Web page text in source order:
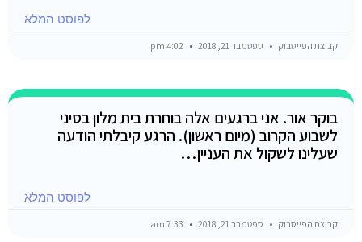
לפוסט המלא
קבוצת הפייסבוק ספטמבר 21, 2018
בוקר אור. אני ברגעים אלה בוחרת בית מלון בסיני
לשבוע הקרוב (מיום ראשון). הרגע קיבלתי הודעה
שעלינו לשקול את העניין…
לפוסט המלא
קבוצת הפייסבוק ספטמבר 21, 2018